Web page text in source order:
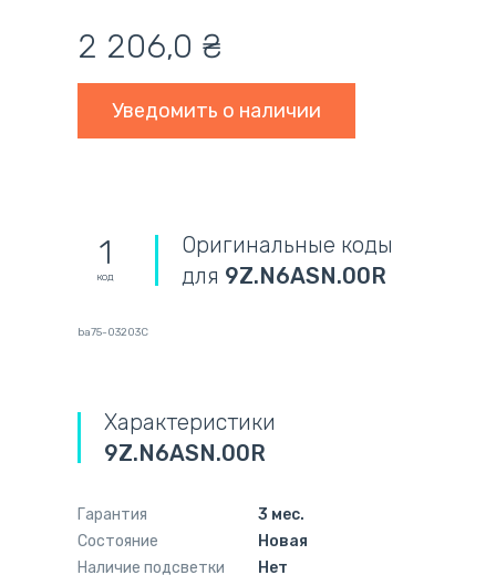
2 206,0 ₴
Уведомить о наличии
1
код
Оригинальные коды
для 9Z.N6ASN.00R
ba75-03203C
Характеристики
9Z.N6ASN.00R
Гарантия
3 мес.
Состояние
Новая
Наличие подсветки
Нет